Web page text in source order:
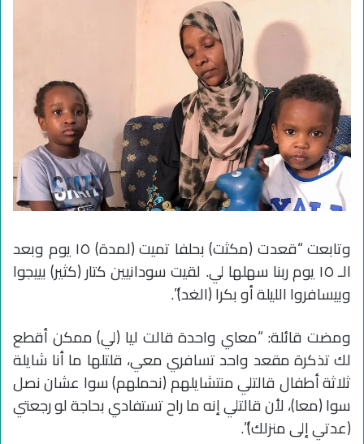
وتابعت “قعدت (مكثت) بحلفا تميت (لمدة) ١٥ يوم وبعد
الـ ١٥ يوم ربنا سهلها لي. لقيت سودانيين كتار (كثير) بييجوا
وبيسافروا الليلة أو بكرا (الغد)”.
ومضت قائلة: “معاي واحدة قالت ليا (لي) ممكن أقطع
لك تذكرة مقعد واحد تسافري معي، قلتلها ما أنا شايلة
ثلاثة أطفال قالتلي منتشايلهم (نحملهم) سوا عشان نصل
سوا (معا)، لأن قالتلي إنه ما راح تستفادي بحاجة لو رجعتي
(عدتي إلى منزلك)”.